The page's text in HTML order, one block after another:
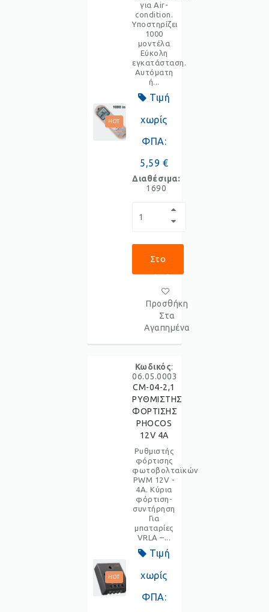
HOT
για Air-
condition.
Υποστηρίζει
1000
μοντέλα
Εύκολη
εγκατάσταση.
Αυτόματη
ή...
Τιμή
χωρίς
ΦΠΑ:
5,59 €
Διαθέσιμα:
1690
Στο
Καλάθι
Προσθήκη
Στα
Αγαπημένα
HOT
Κωδικός:
06.05.0003
CM-04-2,1
ΡΥΘΜΙΣΤΗΣ
ΦΟΡΤΙΣΗΣ
PHOCOS
12V 4A
Ρυθμιστής
φόρτισης
φωτοβολταϊκών
PWM 12V -
4A. Κύρια
φόρτιση-
συντήρηση
Για
μπαταρίες
VRLA –...
Τιμή
χωρίς
ΦΠΑ: